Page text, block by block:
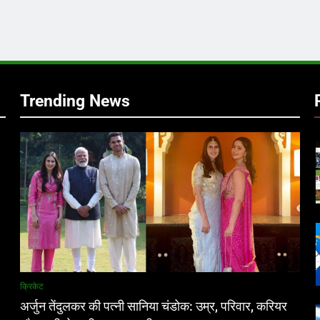
Trending News
क्रिकेट
अर्जुन तेंदुलकर की पत्नी सानिया चंडोक: उम्र, परिवार, करियर